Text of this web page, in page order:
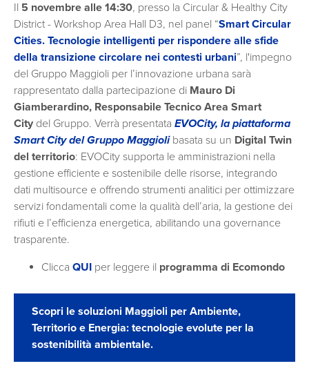
Il 5 novembre alle 14:30, presso la Circular & Healthy City
District - Workshop Area Hall D3, nel panel “Smart Circular
Cities. Tecnologie intelligenti per rispondere alle sfide
della transizione circolare nei contesti urbani”, l'impegno
del Gruppo Maggioli per l’innovazione urbana sarà
rappresentato dalla partecipazione di Mauro Di
Giamberardino, Responsabile Tecnico Area Smart
City del Gruppo. Verrà presentata EVOCity, la piattaforma
Smart City del Gruppo Maggiolibasata su un Digital Twin
del territorio: EVOCity supporta le amministrazioni nella
gestione efficiente e sostenibile delle risorse, integrando
dati multisource e offrendo strumenti analitici per ottimizzare
servizi fondamentali come la qualità dell’aria, la gestione dei
rifiuti e l’efficienza energetica, abilitando una governance
trasparente.
Clicca QUI per leggere il programma di Ecomondo
Scopri le soluzioni Maggioli per Ambiente,
Territorio e Energia: tecnologie evolute per la
sostenibilità ambientale.